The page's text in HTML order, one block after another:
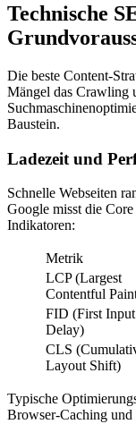
Technische
Die beste Content-
Mängel das Crawling
Baustein.
Ladezeit und
Schnelle Webseiten
Google misst die
Indikatoren:
Metrik
LCP (Largest
Contentful
FID (First Input
Delay)
CLS
Layout Shift)
Typische
Browser-Caching